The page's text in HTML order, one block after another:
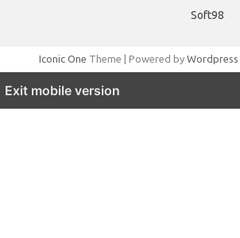
Soft98
Iconic One Theme | Powered by Wordpress
Exit mobile version